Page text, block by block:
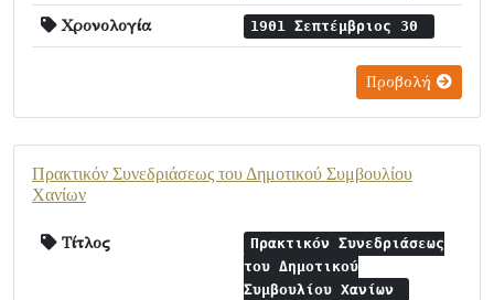
Χρονολογία 1901 Σεπτέμβριος 30
Προβολή
Πρακτικόν Συνεδριάσεως του Δημοτικού Συμβουλίου
Χανίων
Τίτλος
Πρακτικόν Συνεδριάσεως
του Δημοτικού
Συμβουλίου Χανίων